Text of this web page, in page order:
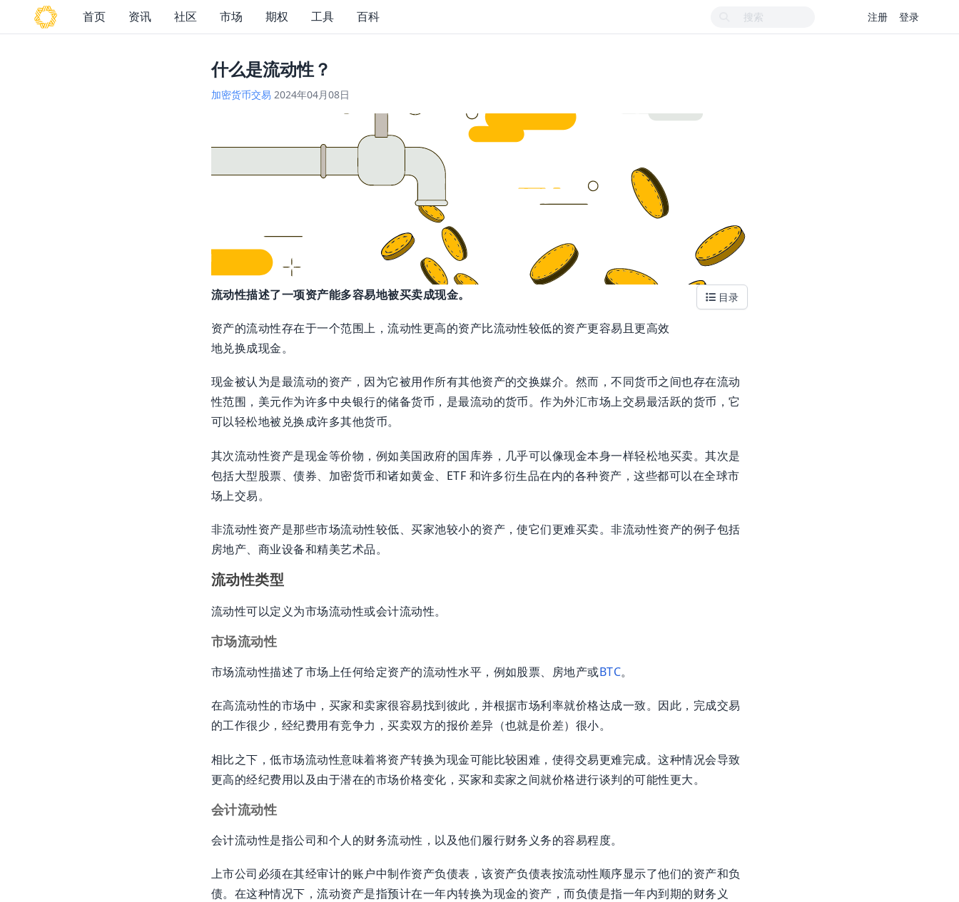
首页 资讯 社区 市场 期权 工具 百科 注册 登录
什么是流动性？
加密货币交易 2024年04月08日
目录
流动性描述了一项资产能多容易地被买卖成现金。
资产的流动性存在于一个范围上，流动性更高的资产比流动性较低的资产更容易且更高效
地兑换成现金。
现金被认为是最流动的资产，因为它被用作所有其他资产的交换媒介。然而，不同货币之间也存在流动
性范围，美元作为许多中央银行的储备货币，是最流动的货币。作为外汇市场上交易最活跃的货币，它
可以轻松地被兑换成许多其他货币。
其次流动性资产是现金等价物，例如美国政府的国库券，几乎可以像现金本身一样轻松地买卖。其次是
包括大型股票、债券、加密货币和诸如黄金、ETF 和许多衍生品在内的各种资产，这些都可以在全球市
场上交易。
非流动性资产是那些市场流动性较低、买家池较小的资产，使它们更难买卖。非流动性资产的例子包括
房地产、商业设备和精美艺术品。
流动性类型
流动性可以定义为市场流动性或会计流动性。
市场流动性
市场流动性描述了市场上任何给定资产的流动性水平，例如股票、房地产或BTC。
在高流动性的市场中，买家和卖家很容易找到彼此，并根据市场利率就价格达成一致。因此，完成交易
的工作很少，经纪费用有竞争力，买卖双方的报价差异（也就是价差）很小。
相比之下，低市场流动性意味着将资产转换为现金可能比较困难，使得交易更难完成。这种情况会导致
更高的经纪费用以及由于潜在的市场价格变化，买家和卖家之间就价格进行谈判的可能性更大。
会计流动性
会计流动性是指公司和个人的财务流动性，以及他们履行财务义务的容易程度。
上市公司必须在其经审计的账户中制作资产负债表，该资产负债表按流动性顺序显示了他们的资产和负
债。在这种情况下，流动资产是指预计在一年内转换为现金的资产，而负债是指一年内到期的财务义